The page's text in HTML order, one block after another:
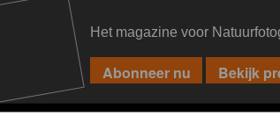
Het magazine voor